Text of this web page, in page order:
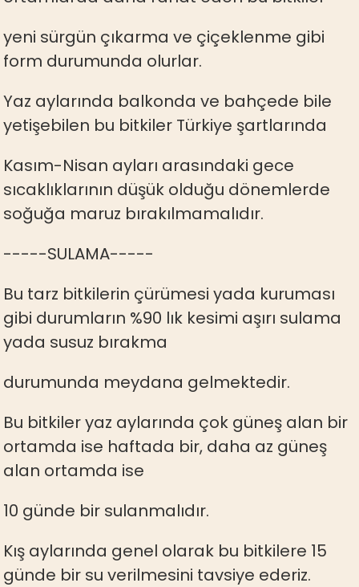
yeni sürgün çıkarma ve çiçeklenme gibi
form durumunda olurlar.
Yaz aylarında balkonda ve bahçede bile
yetişebilen bu bitkiler Türkiye şartlarında
Kasım-Nisan ayları arasındaki gece
sıcaklıklarının düşük olduğu dönemlerde
soğuğa maruz bırakılmamalıdır.
-----SULAMA-----
Bu tarz bitkilerin çürümesi yada kuruması
gibi durumların %90 lık kesimi aşırı sulama
yada susuz bırakma
durumunda meydana gelmektedir.
Bu bitkiler yaz aylarında çok güneş alan bir
ortamda ise haftada bir, daha az güneş
alan ortamda ise
10 günde bir sulanmalıdır.
Kış aylarında genel olarak bu bitkilere 15
günde bir su verilmesini tavsiye ederiz.